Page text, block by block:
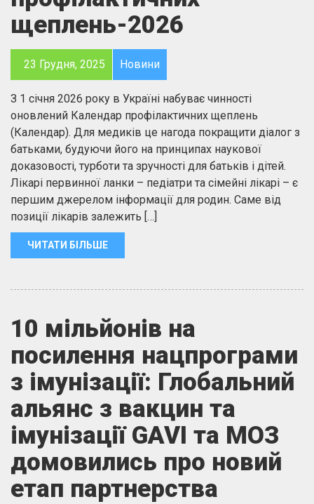
щеплень-2026
23 Грудня, 2025 Новини
З 1 січня 2026 року в Україні набуває чинності
оновлений Календар профілактичних щеплень
(Календар). Для медиків це нагода покращити діалог з
батьками, будуючи його на принципах наукової
доказовості, турботи та зручності для батьків і дітей.
Лікарі первинної ланки – педіатри та сімейні лікарі – є
першим джерелом інформації для родин. Саме від
позиції лікарів залежить […]
ЧИТАТИ БІЛЬШЕ
10 мільйонів на
посилення нацпрограми
з імунізації: Глобальний
альянс з вакцин та
імунізації GAVI та МОЗ
домовились про новий
етап партнерства